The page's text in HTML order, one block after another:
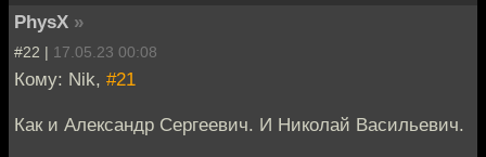
PhysX »
#22 | 17.05.23 00:08
Кому: Nik, #21
Как и Александр Сергеевич. И Николай Васильевич.